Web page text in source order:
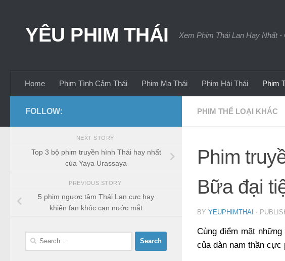
YÊU PHIM THÁI Xem Phim Thái Lan Hay Nhất
Home Phim Tình Cảm Thái Phim Ma Thái Phim Hài Thái Phim
PHIM THỂ LOẠI KHÁC
Phim
Bữa đại
BY YEUPHIMTHAI ·
Cùng điểm mặt
của dàn nam thần cực
FOLLOW:
NEXT STORY
Top 3 bộ phim truyền hình Thái hay nhất
của Yaya Urassaya
PREVIOUS STORY
5 phim ngược tâm Thái Lan cực hay
khiến fan khóc cạn nước mắt
Search